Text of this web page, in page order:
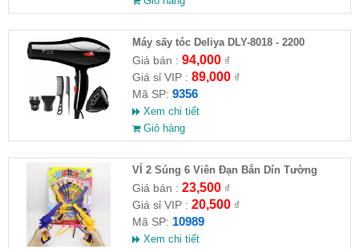
Máy sấy tóc Deliya DLY-8018 - 2200
Giá bán : 94,000₫
Giá sỉ VIP : 89,000₫
Mã SP: 9356
Xem chi tiết
Giỏ hàng
VỈ 2 Súng 6 Viên Đạn Bắn Dín Tường
Giá bán : 23,500₫
Giá sỉ VIP : 20,500₫
Mã SP: 10989
Xem chi tiết